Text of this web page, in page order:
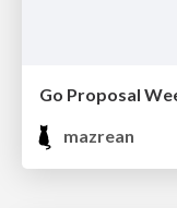
mazrean